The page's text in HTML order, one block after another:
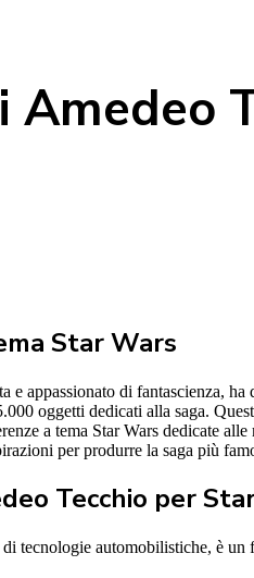
Amedeo
Star Wars
e appassionato di fantascienza,
oggetti dedicati alla saga.
a tema Star Wars dedicate
per produrre la saga più
Tecchio per
tecnologie automobilistiche, è